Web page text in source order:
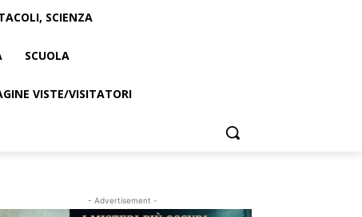
SCIENZA
SCUOLA
VISTE/VISITATORI
- Advertisement -